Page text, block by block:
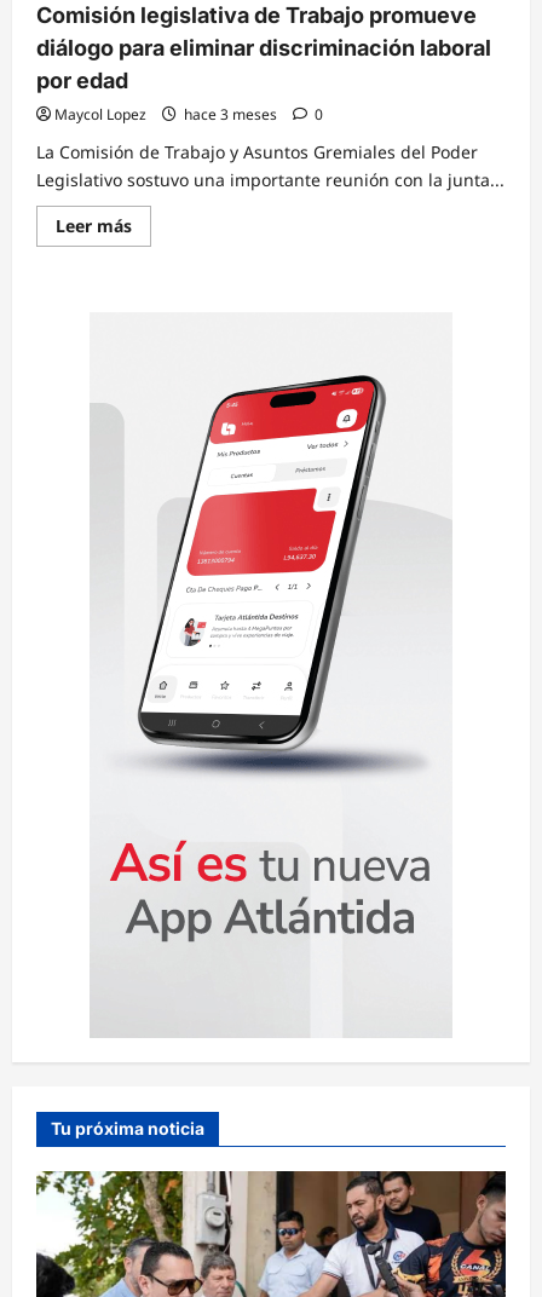
Comisión legislativa de Trabajo promueve
diálogo para eliminar discriminación laboral
por edad
Maycol Lopez hace 3 meses 0
La Comisión de Trabajo y Asuntos Gremiales del Poder
Legislativo sostuvo una importante reunión con la junta...
Leer másRead
more
discriminación
Tu próxima noticia